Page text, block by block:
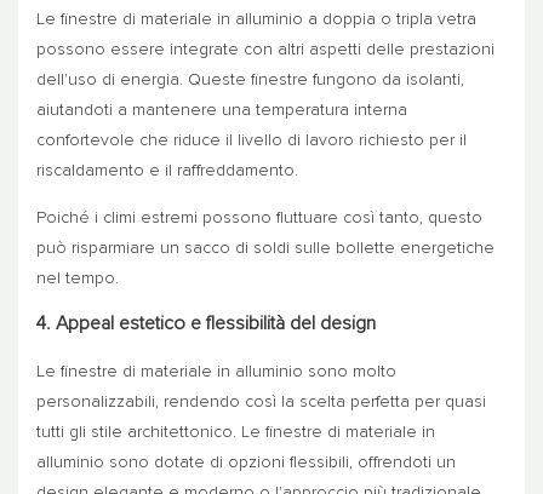
Le finestre di materiale in alluminio a doppia o tripla vetra
possono essere integrate con altri aspetti delle prestazioni
dell'uso di energia. Queste finestre fungono da isolanti,
aiutandoti a mantenere una temperatura interna
confortevole che riduce il livello di lavoro richiesto per il
riscaldamento e il raffreddamento.
Poiché i climi estremi possono fluttuare così tanto, questo
può risparmiare un sacco di soldi sulle bollette energetiche
nel tempo.
4. Appeal estetico e flessibilità del design
Le finestre di materiale in alluminio sono molto
personalizzabili, rendendo così la scelta perfetta per quasi
tutti gli stile architettonico. Le finestre di materiale in
alluminio sono dotate di opzioni flessibili, offrendoti un